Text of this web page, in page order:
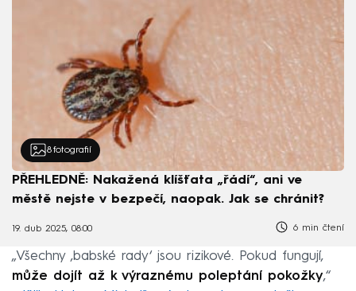
8 fotografií
PŘEHLEDNĚ: Nakažená klíšťata „řádí“, ani ve
městě nejste v bezpečí, naopak. Jak se chránit?
19. dub 2025, 08:00 6 min čtení
„Všechny ‚babské rady‘ jsou rizikové. Pokud fungují,
může dojít až k výraznému poleptání pokožky,“